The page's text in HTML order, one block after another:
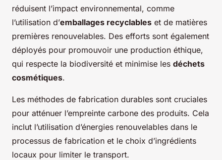
réduisent l’impact environnemental, comme
l’utilisation d’emballages recyclables et de matières
premières renouvelables. Des efforts sont également
déployés pour promouvoir une production éthique,
qui respecte la biodiversité et minimise les déchets
cosmétiques.
Les méthodes de fabrication durables sont cruciales
pour atténuer l’empreinte carbone des produits. Cela
inclut l’utilisation d’énergies renouvelables dans le
processus de fabrication et le choix d’ingrédients
locaux pour limiter le transport.